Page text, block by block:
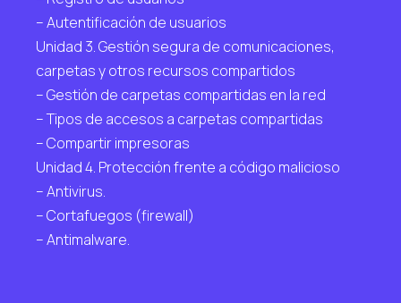
– Autentificación de usuarios
Unidad 3. Gestión segura de comunicaciones,
carpetas y otros recursos compartidos
– Gestión de carpetas compartidas en la red
– Tipos de accesos a carpetas compartidas
– Compartir impresoras
Unidad 4. Protección frente a código malicioso
– Antivirus.
– Cortafuegos (firewall)
– Antimalware.